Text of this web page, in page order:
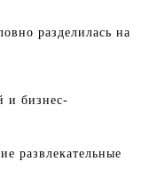
разделилась на
и бизнес-
развлекательные